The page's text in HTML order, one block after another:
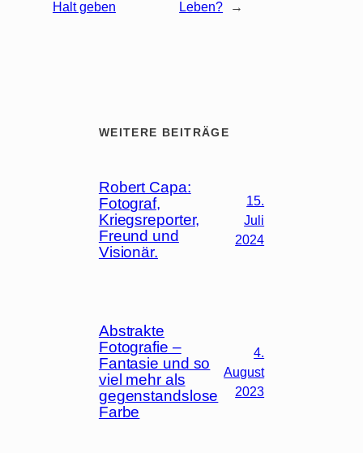
Halt geben
Leben?
→
WEITERE BEITRÄGE
Robert Capa:
Fotograf,
Kriegsreporter,
Freund und
Visionär.
15.
Juli
2024
Abstrakte
Fotografie –
Fantasie und so
viel mehr als
gegenstandslose
Farbe
4.
August
2023